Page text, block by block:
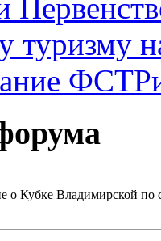
туризму
о Кубке Владимирской по